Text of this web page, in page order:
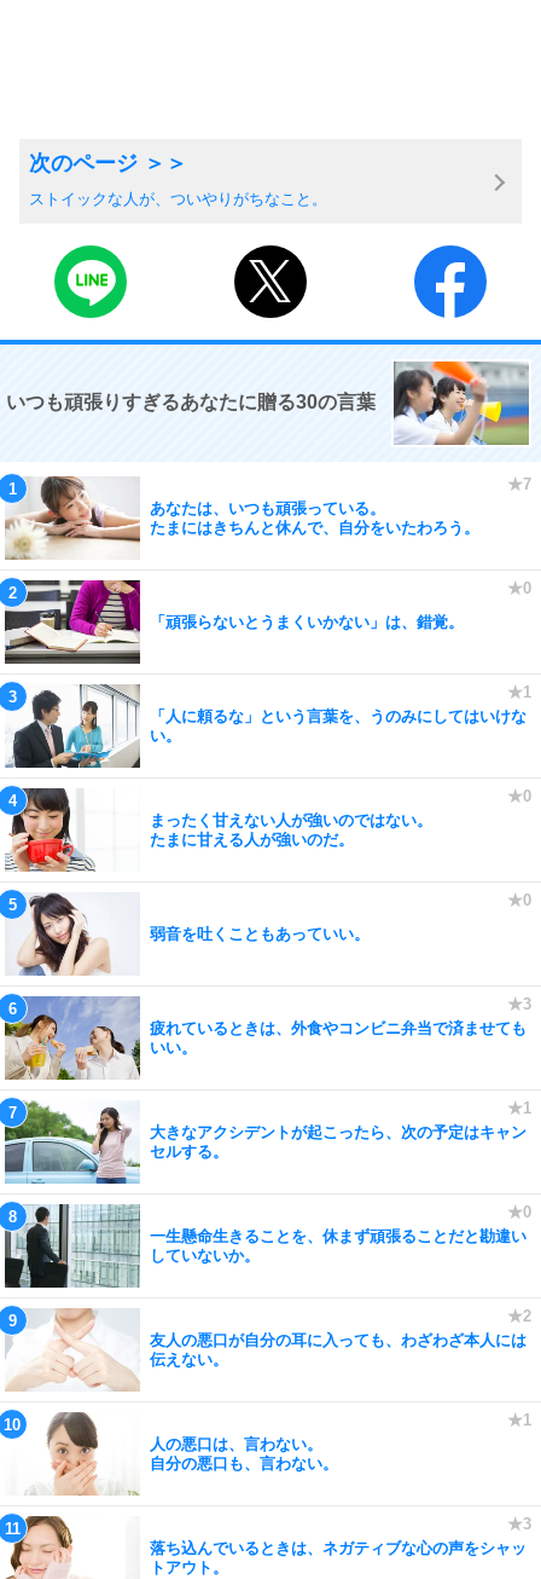
ストイックな人が、ついやりがちなこと。
いつも頑張りすぎるあなたに贈る30の言葉
あなたは、いつも頑張っている。
たまにはきちんと休んで、自分をいたわろう。
「頑張らないとうまくいかない」は、錯覚。
「人に頼るな」という言葉を、うのみにしてはいけな
い。
まったく甘えない人が強いのではない。
たまに甘える人が強いのだ。
弱音を吐くこともあっていい。
疲れているときは、外食やコンビニ弁当で済ませても
いい。
大きなアクシデントが起こったら、次の予定はキャン
セルする。
一生懸命生きることを、休まず頑張ることだと勘違い
していないか。
友人の悪口が自分の耳に入っても、わざわざ本人には
伝えない。
人の悪口は、言わない。
自分の悪口も、言わない。
落ち込んでいるときは、ネガティブな心の声をシャッ
トアウト。